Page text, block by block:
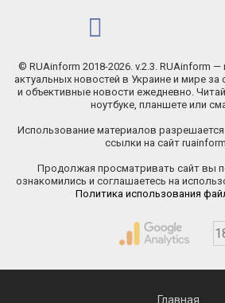
© RUAinform 2018-2026. v.2.3. RUAinform
актуальных новостей в Украине и мире
и объективные новости ежедневно.
ноутбуке, планшете или
Использование материалов
ссылки на сайт
Продолжая просматривать сайт вы
ознакомились и соглашаетесь на
Политика использования
Главная